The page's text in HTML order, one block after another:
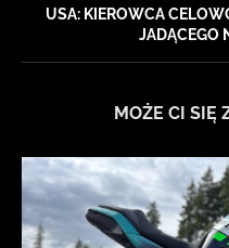
USA: KIEROWCA
JADĄCEGO
MOŻE CI SIĘ